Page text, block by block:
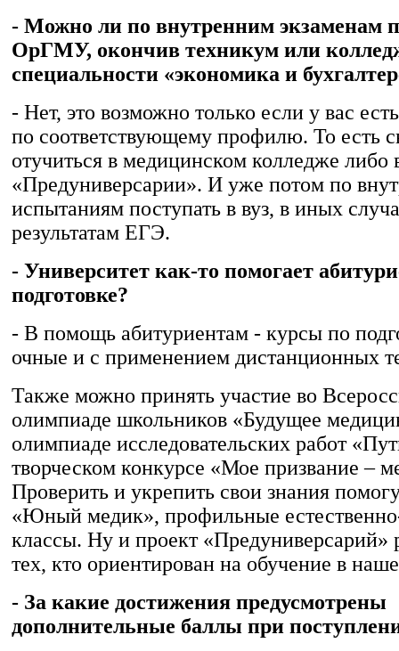
- Можно ли по внутренним экзаменам
ОрГМУ, окончив техникум или
специальности «экономика и
- Нет, это возможно только если у вас
по соответствующему профилю. То есть
отучиться в медицинском колледже либо
«Предуниверсарии». И уже потом по
испытаниям поступать в вуз, в иных
результатам ЕГЭ.
- Университет как-то помогает
подготовке?
- В помощь абитуриентам - курсы по
очные и с применением дистанционных
Также можно принять участие во
олимпиаде школьников «Будущее
олимпиаде исследовательских работ
творческом конкурсе «Мое призвание –
Проверить и укрепить свои знания
«Юный медик», профильные
классы. Ну и проект «Предуниверсарий»
тех, кто ориентирован на обучение в
- За какие достижения предусмотрены
дополнительные баллы при